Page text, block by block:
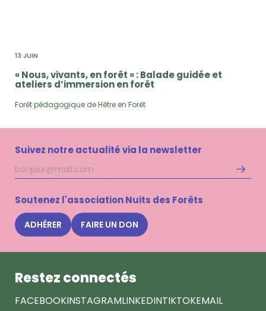
13 JUIN
« Nous, vivants, en forêt » : Balade guidée et
ateliers d’immersion en forêt
Forêt pédagogique de Hêtre en Forêt
Suivez notre actualité via la newsletter
Adresse
mail
Soutenez l'association Nuits des Forêts
ADHÉRER FAIRE UN DON
Restez connectés
FACEBOOKINSTAGRAMLINKEDINTIKTOKEMAIL